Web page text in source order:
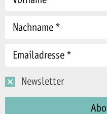
Newsletter